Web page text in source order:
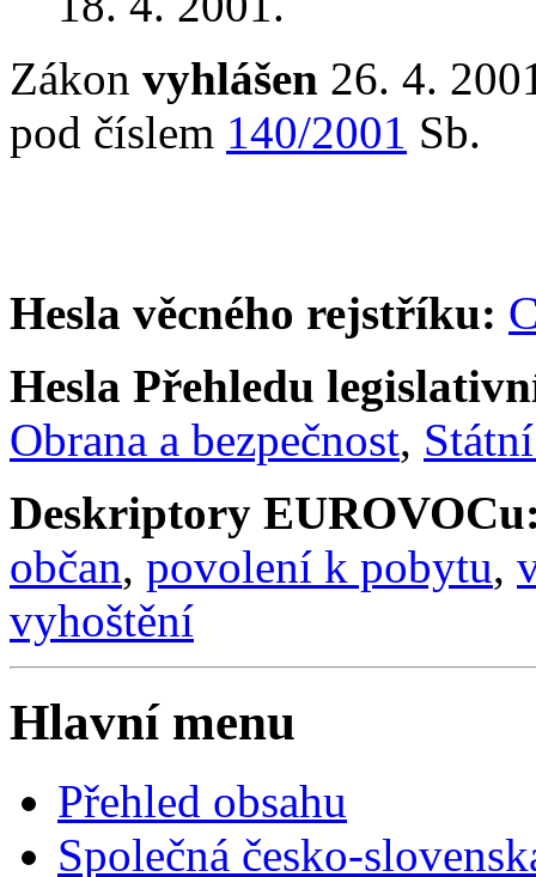
Zákon vyhlášen 26. 4.
pod číslem 140/2001 Sb.
Hesla věcného rejstříku:
Hesla Přehledu
Obrana a bezpečnost,
Deskriptory
občan, povolení k pobytu,
vyhoštění
Hlavní menu
Přehled obsahu
Společná česko-